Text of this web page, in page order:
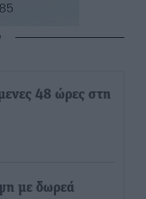
48 ώρες στη
με δωρεά